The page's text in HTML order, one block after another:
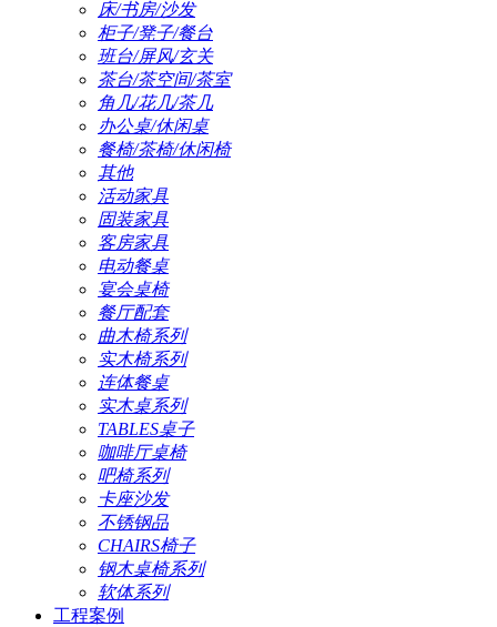
床/书房/沙发
柜子/凳子/餐台
班台/屏风/玄关
茶台/茶空间/茶室
角几/花几/茶几
办公桌/休闲桌
餐椅/茶椅/休闲椅
其他
活动家具
固装家具
客房家具
电动餐桌
宴会桌椅
餐厅配套
曲木椅系列
实木椅系列
连体餐桌
实木桌系列
TABLES桌子
咖啡厅桌椅
吧椅系列
卡座沙发
不锈钢品
CHAIRS椅子
钢木桌椅系列
软体系列
工程案例